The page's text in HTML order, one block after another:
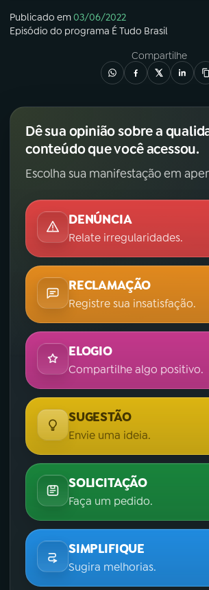
Publicado em03/06/2022
Episódio do programa É Tudo Brasil
Compartilhe
Dê sua opinião sobre a
conteúdo que você acessou.
Escolha sua manifestação em
DENÚNCIA
Relate irregularidades.
RECLAMAÇÃO
Registre sua insatisfação.
ELOGIO
Compartilhe algo positivo.
SUGESTÃO
Envie uma ideia.
SOLICITAÇÃO
Faça um pedido.
SIMPLIFIQUE
Sugira melhorias.